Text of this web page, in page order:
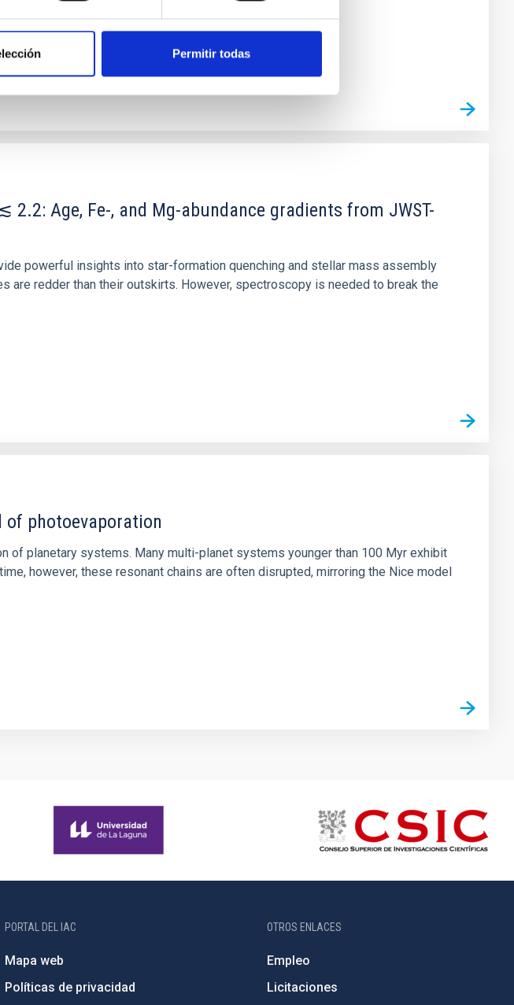
Permitir todas
Age, Fe-, and Mg-abundance gradients from JWST-
powerful insights into star-formation quenching and stellar mass assembly
redder than their outskirts. However, spectroscopy is needed to break the
of photoevaporation
of planetary systems. Many multi-planet systems younger than 100 Myr exhibit
however, these resonant chains are often disrupted, mirroring the Nice model
PORTAL DEL IAC
Mapa web
Políticas de privacidad
OTROS ENLACES
Empleo
Licitaciones